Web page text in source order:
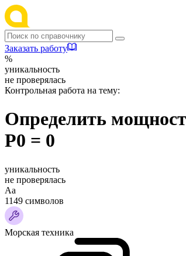
Заказать работу
%
уникальность
не проверялась
Контрольная работа на тему:
Определить
Р0 = 0
уникальность
не проверялась
Аа
1149 символов
Морская техника